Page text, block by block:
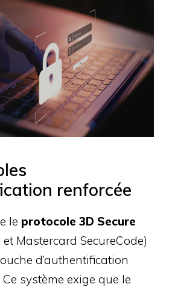
renforcée
le protocole 3D Secure
Mastercard SecureCode)
d’authentification
système exige que le